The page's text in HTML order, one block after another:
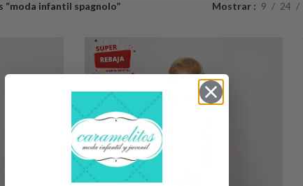
infantil spagnolo” Mostrar 9 24